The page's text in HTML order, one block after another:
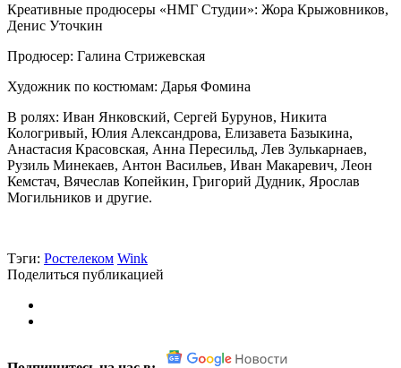
Креативные продюсеры «НМГ Студии»: Жора Крыжовников,
Денис Уточкин
Продюсер: Галина Стрижевская
Художник по костюмам: Дарья Фомина
В ролях: Иван Янковский, Сергей Бурунов, Никита
Кологривый, Юлия Александрова, Елизавета Базыкина,
Анастасия Красовская, Анна Пересильд, Лев Зулькарнаев,
Рузиль Минекаев, Антон Васильев, Иван Макаревич, Леон
Кемстач, Вячеслав Копейкин, Григорий Дудник, Ярослав
Могильников и другие.
Тэги: Ростелеком Wink
Поделиться публикацией